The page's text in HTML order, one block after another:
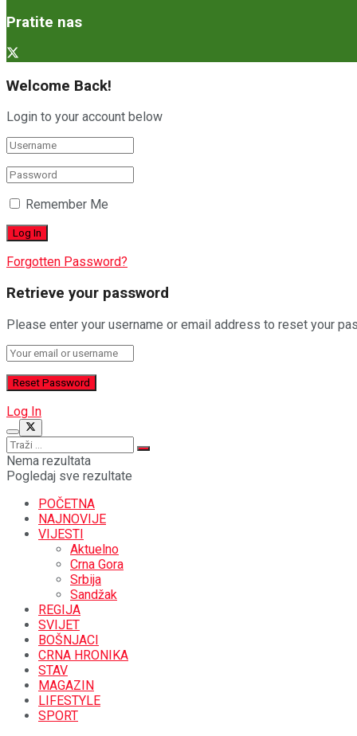
Pratite nas
Welcome Back!
Login to your account below
Remember Me
Forgotten Password?
Retrieve your password
Please enter your username or email address to reset your
Log In
Nema rezultata
Pogledaj sve rezultate
POČETNA
NAJNOVIJE
VIJESTI
Aktuelno
Crna Gora
Srbija
Sandžak
REGIJA
SVIJET
BOŠNJACI
CRNA HRONIKA
STAV
MAGAZIN
LIFESTYLE
SPORT